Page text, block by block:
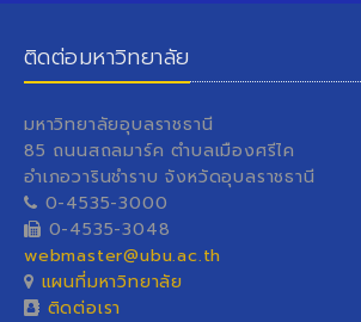
ติดต่อมหาวิทยาลัย
มหาวิทยาลัยอุบลราชธานี
85 ถนนสถลมาร์ค ตำบลเมืองศรีไค
อำเภอวารินชำราบ จังหวัดอุบลราชธานี
0-4535-3000
0-4535-3048
webmaster@ubu.ac.th
แผนที่มหาวิทยาลัย
ติดต่อเรา